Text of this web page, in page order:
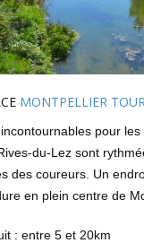
MONTPELLIER
pour les
du-Lez sont
des coureurs. Un
en plein centre de
: entre 5 et 20km